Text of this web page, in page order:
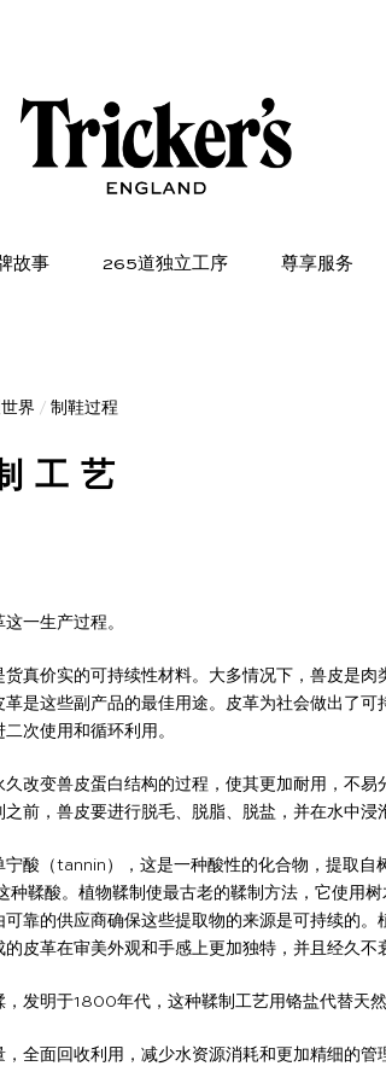
故事 265道独立工序 尊享服务
界 / 制鞋过程
工艺
一生产过程。
真价实的可持续性材料。大多情况下，兽皮是肉
是这些副产品的最佳用途。皮革为社会做出了可
次使用和循环利用。
改变兽皮蛋白结构的过程，使其更加耐用，不易
前，兽皮要进行脱毛、脱脂、脱盐，并在水中浸
酸（tannin），这是一种酸性的化合物，提取自
种鞣酸。植物鞣制使最古老的鞣制方法，它使用
靠的供应商确保这些提取物的来源是可持续的。
皮革在审美外观和手感上更加独特，并且经久不
，发明于1800年代，这种鞣制工艺用铬盐代替天然
全面回收利用，减少水资源消耗和更加精细的管